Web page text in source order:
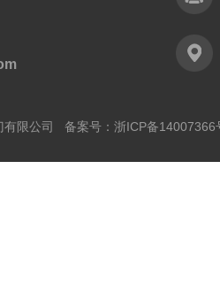
限公司 备案号： 浙ICP备14007366